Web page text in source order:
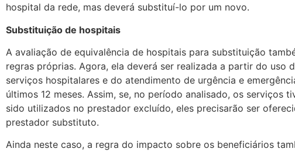
hospital da rede, mas deverá substituí-lo por um novo.
Substituição de hospitais
A avaliação de equivalência de hospitais para substituição
regras próprias. Agora, ela deverá ser realizada a partir do uso
serviços hospitalares e do atendimento de urgência e
últimos 12 meses. Assim, se, no período analisado, os serviços
sido utilizados no prestador excluído, eles precisarão ser
prestador substituto.
Ainda neste caso, a regra do impacto sobre os beneficiários